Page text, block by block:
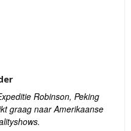
Robinson, Peking
graag naar Amerikaanse